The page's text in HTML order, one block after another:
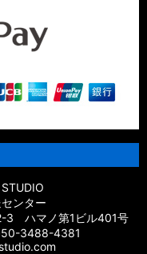
ンター
3 ハマノ第1ビル401号
3488-4381